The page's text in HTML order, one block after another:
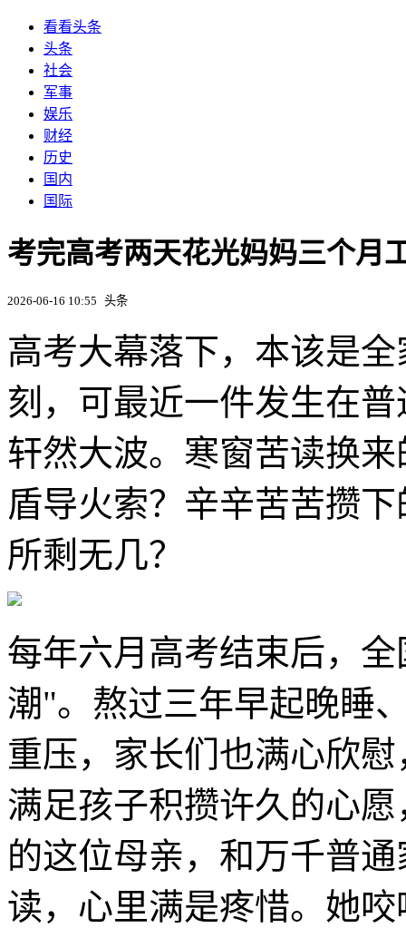
看看头条
头条
社会
军事
娱乐
财经
历史
国内
国际
考完高考两天花光妈妈三个月
2026-06-16 10:55 头条
高考大幕落下，本该是
刻，可最近一件发生在
轩然大波。寒窗苦读换
盾导火索？辛辛苦苦攒
所剩无几？
每年六月高考结束后，
潮"。熬过三年早起晚睡
重压，家长们也满心欣
满足孩子积攒许久的心
的这位母亲，和万千普
读，心里满是疼惜。她